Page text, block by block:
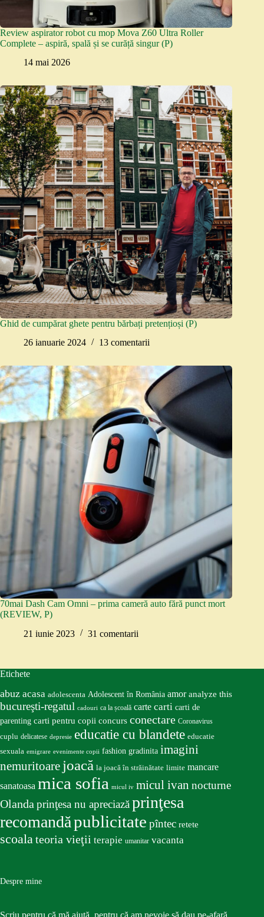
Review aspirator robot cu mop Mova Z60 Ultra Roller
Complete – aspiră, spală și se curăță singur (P)
14 mai 2026
Ghid de cumpărat ghete pentru bărbați pretențioși (P)
26 ianuarie 2024
13 comentarii
70mai Dash Cam Omni – prima cameră auto fără punct mort
(REVIEW, P)
21 iunie 2023
31 comentarii
Etichete
abuz acasa adolescenta Adolescent în România amor analyze this
bucureşti-regatul cadouri ca la școală carte carti carti de
parenting carti pentru copii concurs conectare Coronavirus
cuplu delicatese depresie educatie cu blandete educatie
sexuala emigrare evenimente copii fashion gradinita imagini
nemuritoare joacă la joacă în străinătate limite mancare
sanatoasa mica sofia micul iv micul ivan nocturne
Olandaprinţesa nu apreciazăprinţesa
recomandăpublicitate pîntec retete
scoalateoria vieţii terapie umanitar vacanta
Despre mine